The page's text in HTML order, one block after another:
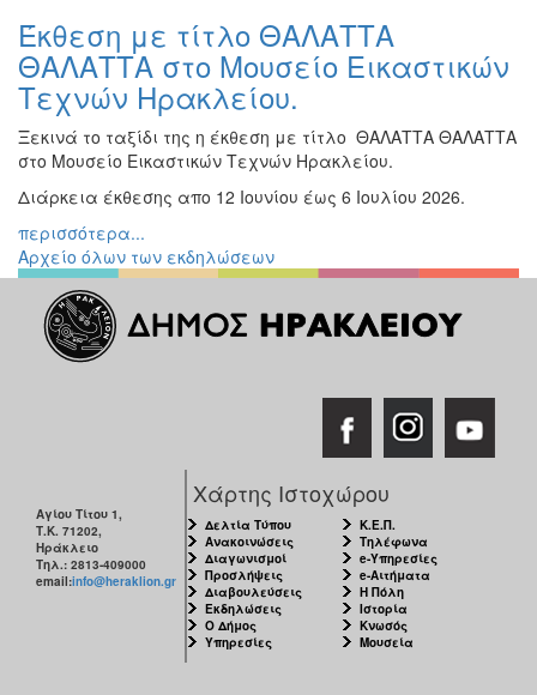
Εκθέσεις
Εκδηλώσεις
για
Άλλες
Εκδηλώσεις
ΤΟΠΟΣ
ΑΝΘΕΚΤΙΚΗ
ΠΟΛΗ
Έκθεση με τίτλο ΘΑΛΑΤΤΑ
ΘΑΛΑΤΤΑ στο Μουσείο Εικαστικών
Τεχνών Ηρακλείου.
Ξεκινά το ταξίδι της η έκθεση με τίτλο ΘΑΛΑΤΤΑ ΘΑΛΑΤΤΑ
στο Μουσείο Εικαστικών Τεχνών Ηρακλείου.
Διάρκεια έκθεσης απο 12 Ιουνίου έως 6 Ιουλίου 2026.
περισσότερα...
Αρχείο όλων των εκδηλώσεων
Αγίου Τίτου 1,
Τ.Κ. 71202,
Ηράκλειο
Τηλ.: 2813-409000
email:info@heraklion.gr
Χάρτης Ιστοχώρου
Δελτία Τύπου
Ανακοινώσεις
Διαγωνισμοί
Προσλήψεις
Διαβουλεύσεις
Εκδηλώσεις
Ο Δήμος
Υπηρεσίες
Κ.Ε.Π.
Τηλέφωνα
e-Υπηρεσίες
e-Αιτήματα
Η Πόλη
Ιστορία
Κνωσός
Μουσεία